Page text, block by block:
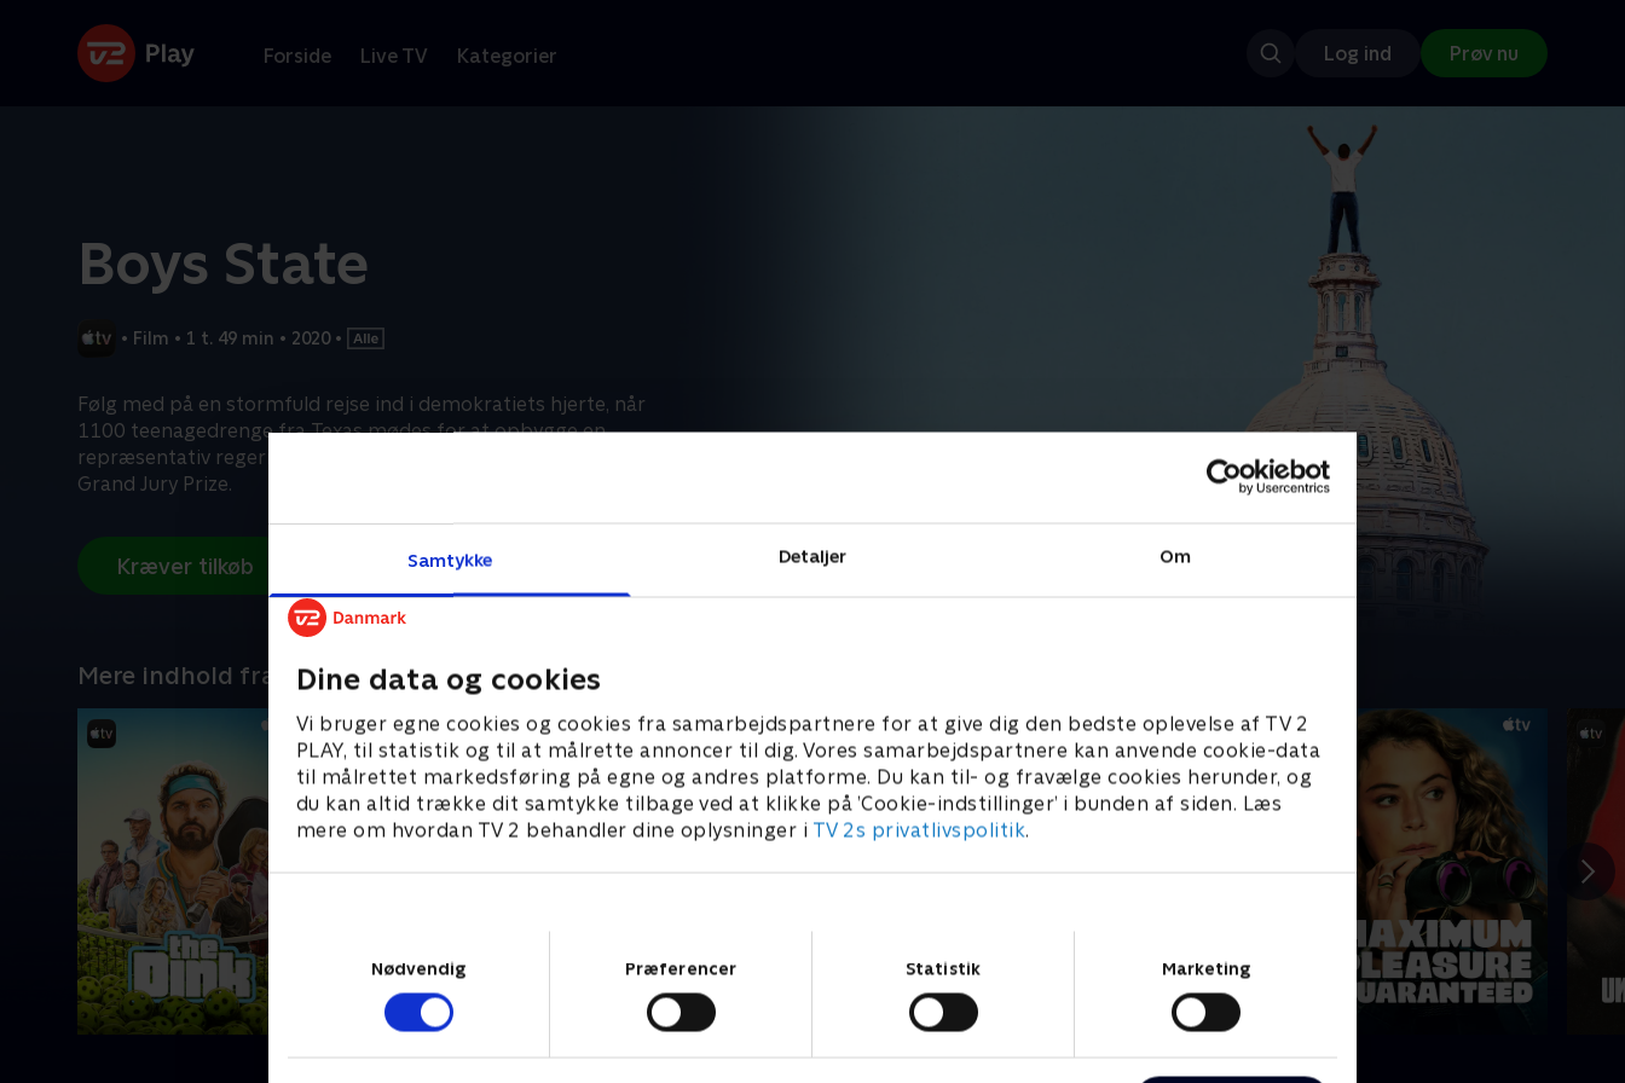
Samtykke Detaljer Om
Dine data og cookies
Vi bruger egne cookies og cookies fra samarbejdspartnere for at give dig den bedste oplevelse af TV 2
PLAY, til statistik og til at målrette annoncer til dig. Vores samarbejdspartnere kan anvende cookie-data
til målrettet markedsføring på egne og andres platforme. Du kan til- og fravælge cookies herunder, og
du kan altid trække dit samtykke tilbage ved at klikke på ’Cookie-indstillinger’ i bunden af siden. Læs
mere om hvordan TV 2 behandler dine oplysninger i TV 2s privatlivspolitik.
Nødvendig
Præferencer Statistik Marketing
Forside Live TV Kategorier Log ind Prøv nu
Boys State
• Film • 1 t. 49 min • 2020 •
Følg med på en stormfuld rejse ind i demokratiets hjerte, når
1100 teenagedrenge fra Texas mødes for at opbygge en
repræsentativ regering helt fra bar bund. Vinder af Sundance
Grand Jury Prize.
Kræver tilkøb
Mere indhold fra Apple TV